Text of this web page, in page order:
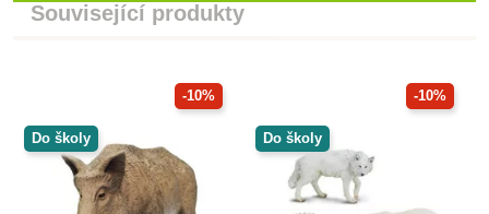
Související produkty
-10%
Do školy
-10%
Do školy